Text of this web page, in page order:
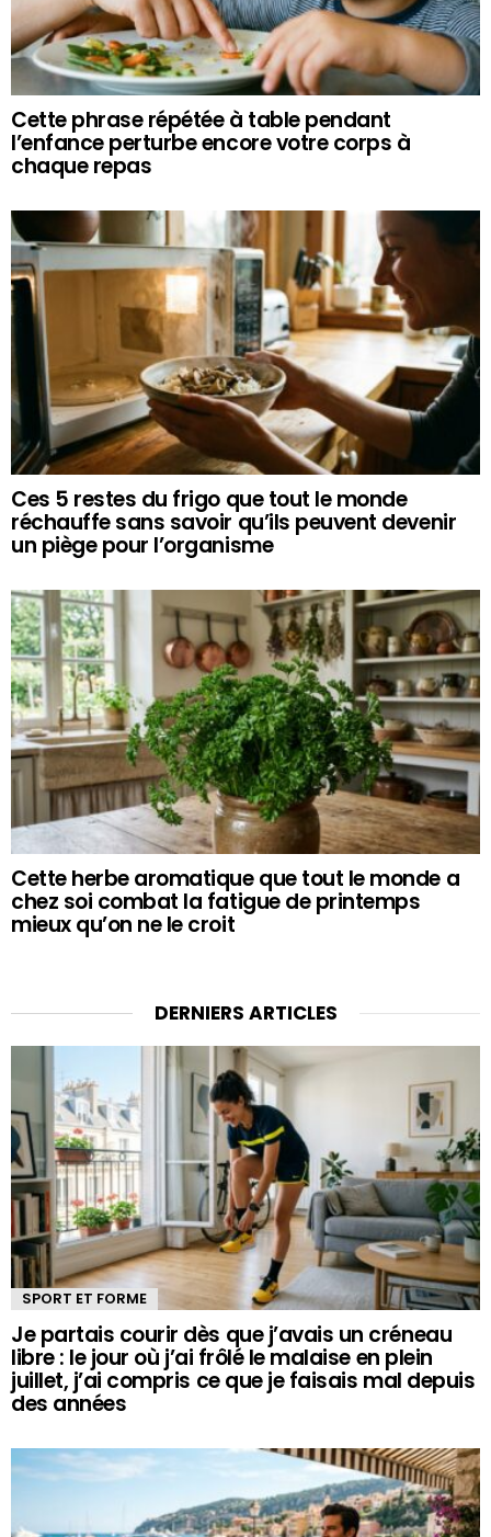
Cette phrase répétée à table pendant
l’enfance perturbe encore votre corps à
chaque repas
Ces 5 restes du frigo que tout le monde
réchauffe sans savoir qu’ils peuvent devenir
un piège pour l’organisme
Cette herbe aromatique que tout le monde a
chez soi combat la fatigue de printemps
mieux qu’on ne le croit
DERNIERS ARTICLES
SPORT ET FORME
Je partais courir dès que j’avais un créneau
libre : le jour où j’ai frôlé le malaise en plein
juillet, j’ai compris ce que je faisais mal depuis
des années